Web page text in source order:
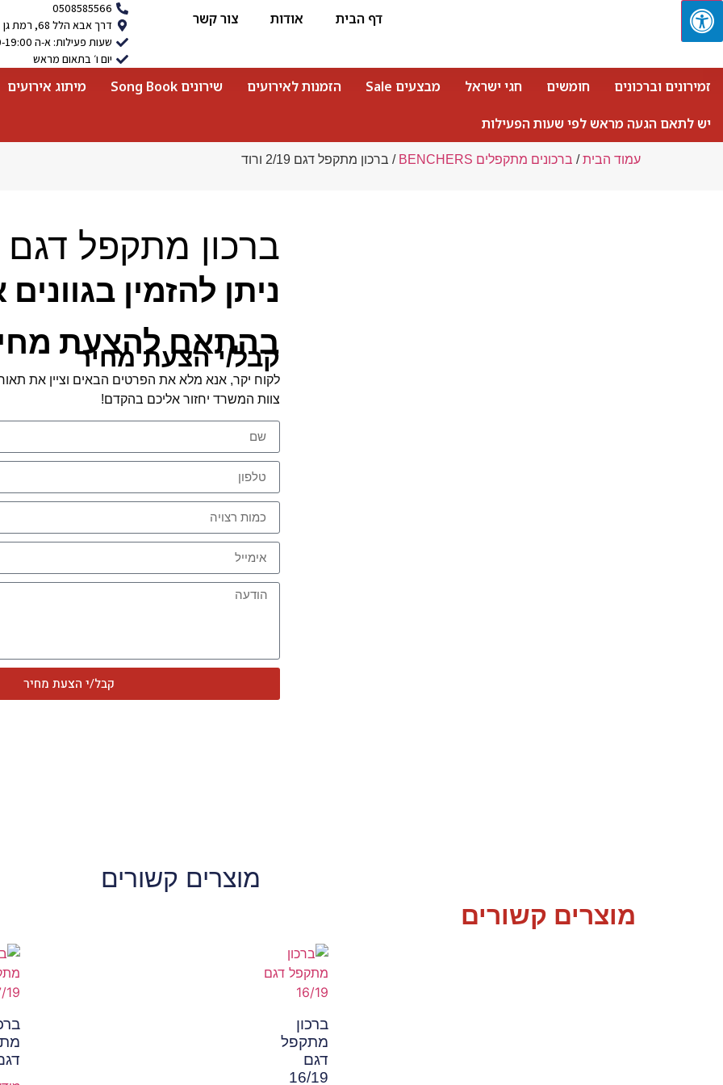
דף הבית אודות צור קשר
0508585566
דרך אבא הלל 68, רמת גן
שעות פעילות: א-ה 9:00-19:00
יום ו׳ בתאום מראש
זמירונים וברכונים חומשים חגי ישראל מבצעים Sale הזמנות לאירועים שירונים Song Book מיתוג אירועים
יש לתאם הגעה מראש לפי שעות הפעילות
עמוד הבית/ ברכונים מתקפלים BENCHERS / ברכון מתקפל דגם 2/19 ורוד
ברכון מתקפל דגם 2/19 ורוד
ניתן להזמין
בהתאם להצעת
קבל/י הצעת מחיר
לקוח יקר, אנא מלא את הפרטים הבאים וציין את
צוות המשרד יחזור אליכם בהקדם!
קבל/י הצעת מחיר
מוצרים קשורים
מוצרים קשורים
ברכון
מתקפל
דגם
16/19
דגם